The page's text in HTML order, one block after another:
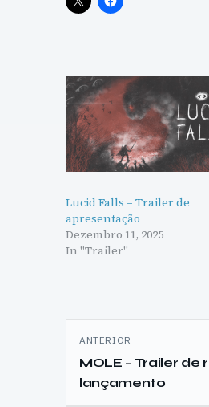
Lucid Falls – Trailer de
apresentação
Dezembro 11, 2025
In "Trailer"
Navegação
de
artigos
ANTERIOR
MOLE – Trailer
lançamento